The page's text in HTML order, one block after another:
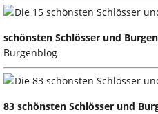
schönsten Schlösser und
Burgenblog
83 schönsten Schlösser und